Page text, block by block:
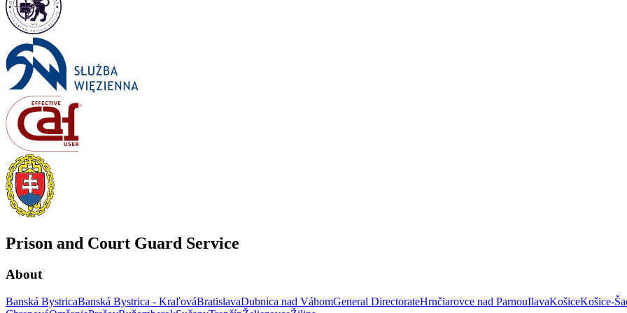
Prison and Court Guard Service
About
Banská BystricaBanská Bystrica - KraľováBratislavaDubnica nad VáhomGeneral DirectorateHrnčiarovce nad ParnouIlavaKošiceKošice-